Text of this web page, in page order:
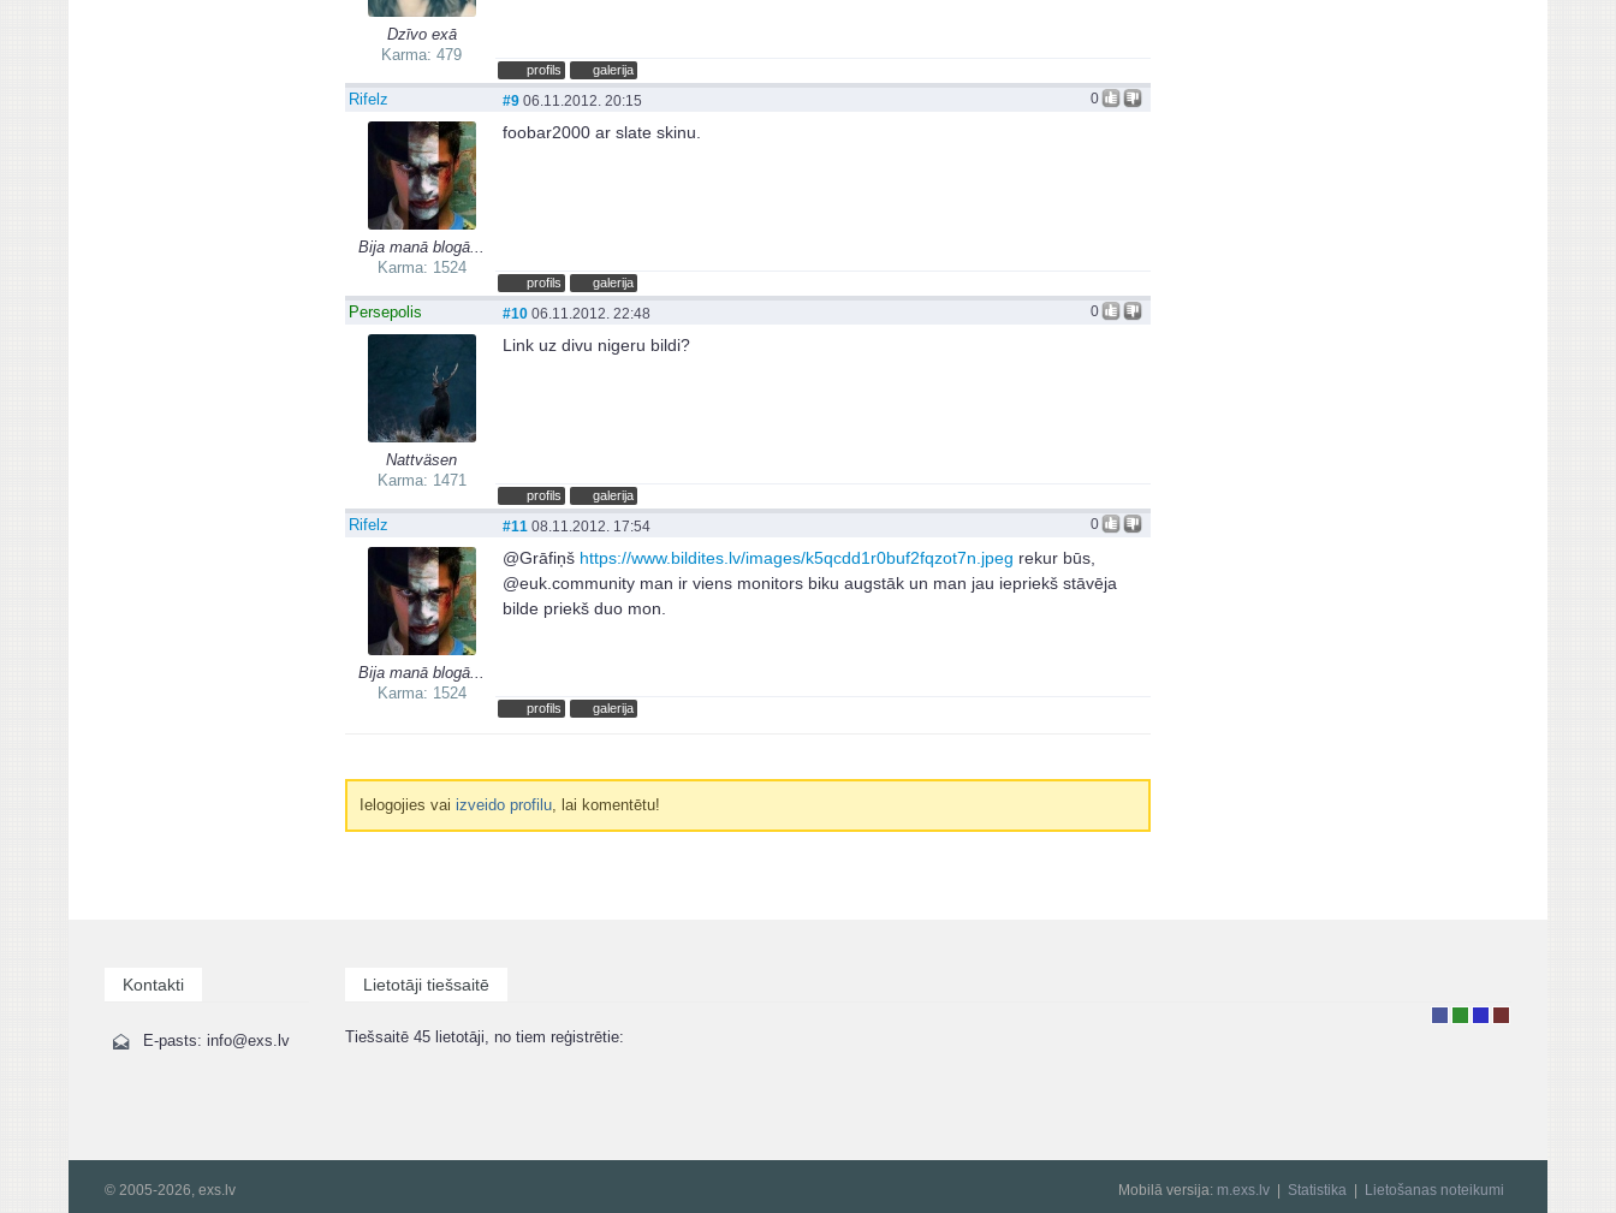
Dzīvo exā
Karma: 479
profils galerija
Rifelz
Bija manā blogā...
Karma: 1524
0
#9 06.11.2012. 20:15
foobar2000 ar slate skinu.
profils galerija
Persepolis
Nattväsen
Karma: 1471
0
#10 06.11.2012. 22:48
Link uz divu nigeru bildi?
profils galerija
Rifelz
Bija manā blogā...
Karma: 1524
0
#11 08.11.2012. 17:54
@Grāfiņš https://www.bildites.lv/images/k5qcdd1r0buf2fqzot7n.jpeg rekur būs,
@euk.community man ir viens monitors biku augstāk un man jau iepriekš stāvēja
bilde priekš duo mon.
profils galerija
Ielogojies vaiizveido profilu , lai komentētu!
Kontakti
E-pasts: info@exs.lv
Lietotāji tiešsaitē
Tiešsaitē 45 lietotāji, no tiem reģistrētie:
Mobilā versija: m.exs.lv Statistika Lietošanas noteikumi
© 2005-2026, exs.lv